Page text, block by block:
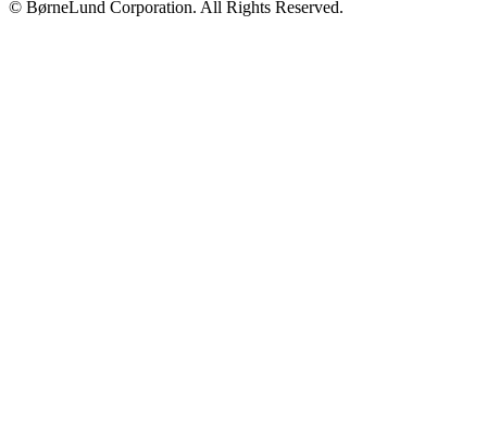
© BørneLund Corporation. All Rights Reserved.